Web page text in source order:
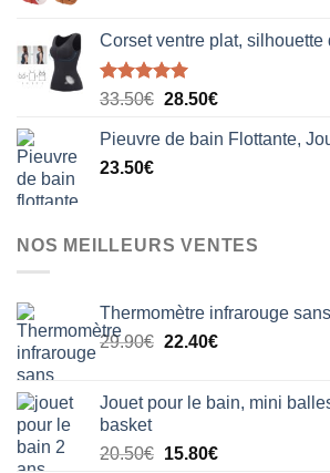
Corset ventre plat, silhouette
Note5.00
33.50€ Le
initial
28.50€Le
actuel
Pieuvre de bain Flottante,
23.50€
NOS MEILLEURS VENTES
Thermomètre infrarouge
29.90€ Le
était :
22.40€Le
est :
Jouet pour le bain, mini
basket
20.50€ Le
15.80€Le